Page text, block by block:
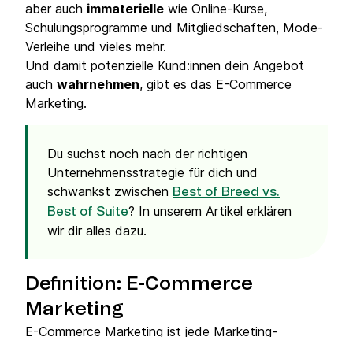
aber auch immaterielle wie Online-Kurse,
Schulungsprogramme und Mitgliedschaften, Mode-
Verleihe und vieles mehr.
Und damit potenzielle Kund:innen dein Angebot
auch wahrnehmen, gibt es das E-Commerce
Marketing.
Du suchst noch nach der richtigen
Unternehmensstrategie für dich und
schwankst zwischen Best of Breed vs.
Best of Suite? In unserem Artikel erklären
wir dir alles dazu.
Definition: E-Commerce
Marketing
E-Commerce Marketing ist jede Marketing-